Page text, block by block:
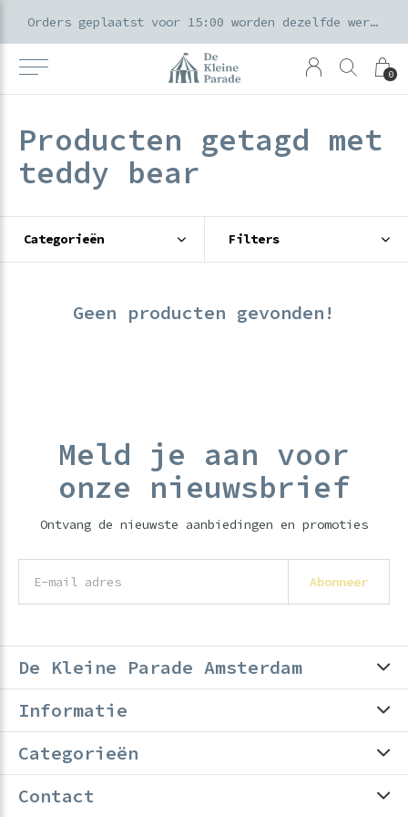
0
Orders geplaatst voor 15:00 worden dezelfde werkdag verzonden
Producten getagd met
teddy bear
Categorieën Filters
Geen producten gevonden!
Meld je aan voor
onze nieuwsbrief
Ontvang de nieuwste aanbiedingen en promoties
Abonneer
De Kleine Parade Amsterdam
Informatie
Categorieën
Contact